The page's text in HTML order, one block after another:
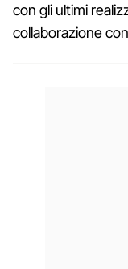
con gli ultimi
collaborazione